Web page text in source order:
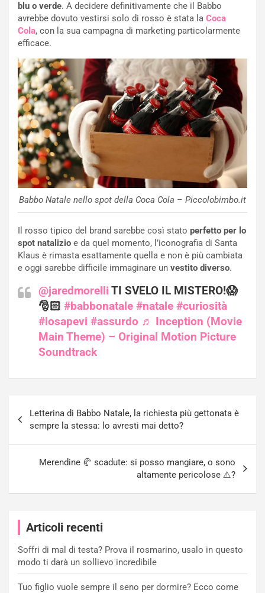
blu o verde. A decidere definitivamente che il Babbo
avrebbe dovuto vestirsi solo di rosso è stata la Coca
Cola, con la sua campagna di marketing particolarmente
efficace.
Babbo Natale nello spot della Coca Cola – Piccolobimbo.it
Il rosso tipico del brand sarebbe così stato perfetto per lo
spot natalizio e da quel momento, l’iconografia di Santa
Klaus è rimasta esattamente quella e non è più cambiata
e oggi sarebbe difficile immaginare un vestito diverso.
@jaredmorelli TI SVELO IL MISTERO!😱
🎅🏻 #babbonatale #natale #curiosità
#losapevi #assurdo ♬ Inception (Movie
Main Theme) – Original Motion Picture
Soundtrack
articoli
Letterina di Babbo Natale, la richiesta più gettonata è
sempre la stessa: lo avresti mai detto?
Merendine 🥐 scadute: si posso mangiare, o sono
altamente pericolose ⚠️?
Articoli recenti
Soffri di mal di testa? Prova il rosmarino, usalo in questo
modo ti darà un sollievo incredibile
Tuo figlio vuole sempre il seno per dormire? Ecco come